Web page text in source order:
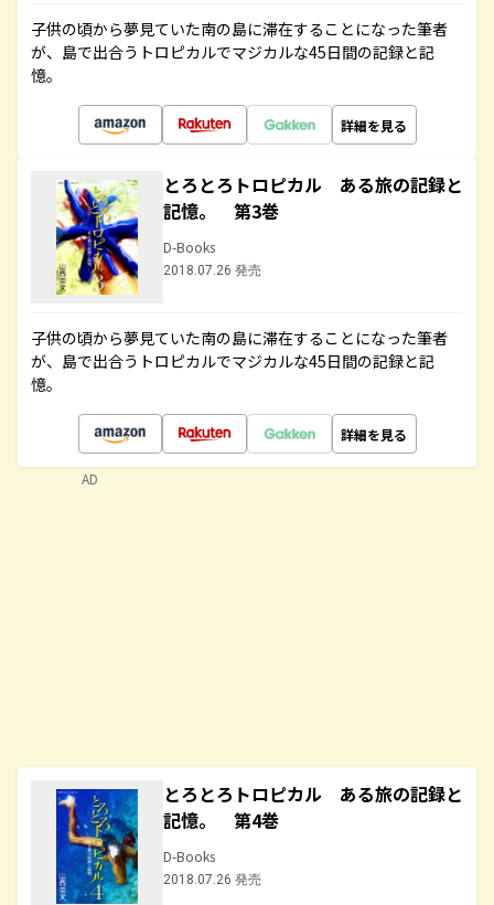
子供の頃から夢見ていた南の島に滞在することになった筆者
が、島で出合うトロピカルでマジカルな45日間の記録と記
憶。
詳細を見る
とろとろトロピカル ある旅の記録と
記憶。 第3巻
D-Books
2018.07.26 発売
子供の頃から夢見ていた南の島に滞在することになった筆者
が、島で出合うトロピカルでマジカルな45日間の記録と記
憶。
詳細を見る
とろとろトロピカル ある旅の記録と
記憶。 第4巻
D-Books
2018.07.26 発売
AD